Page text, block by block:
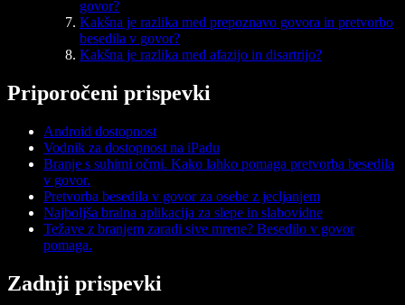
govor?
Kakšna je razlika med prepoznavo govora in pretvorbo
besedila v govor?
Kakšna je razlika med afazijo in disartrijo?
Priporočeni prispevki
Android dostopnost
Vodnik za dostopnost na iPadu
Branje s suhimi očmi. Kako lahko pomaga pretvorba besedila
v govor.
Pretvorba besedila v govor za osebe z jecljanjem
Najboljša bralna aplikacija za slepe in slabovidne
Težave z branjem zaradi sive mrene? Besedilo v govor
pomaga.
Zadnji prispevki